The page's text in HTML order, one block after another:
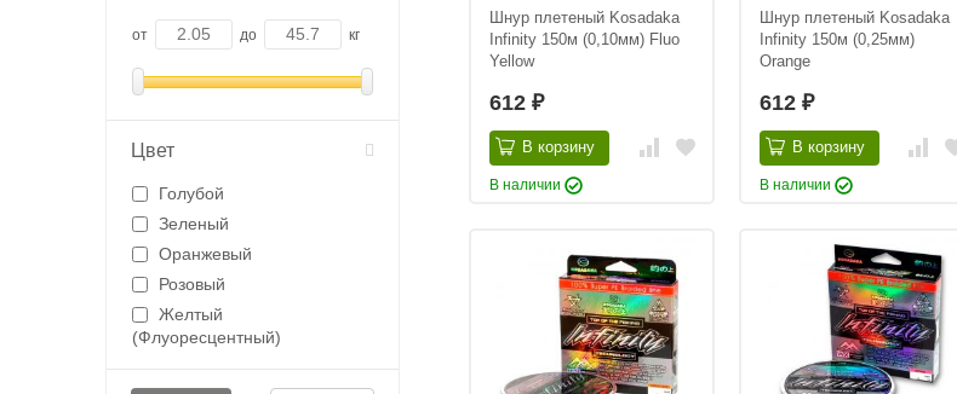
Шнур плетеный Kosadaka
Infinity 150м (0,10мм) Fluo
Yellow
612 ₽
В корзину
В наличии
Шнур плетеный Kosadaka
Infinity 150м (0,25мм)
Orange
612 ₽
В корзину
В наличии
от до кг
Цвет
Голубой
Зеленый
Оранжевый
Розовый
Желтый
(Флуоресцентный)